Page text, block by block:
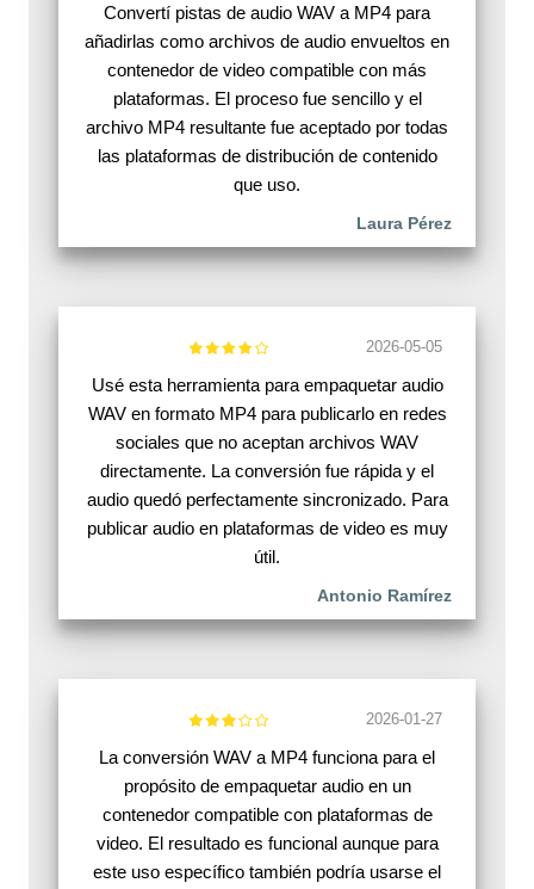
Convertí pistas de audio WAV a MP4 para
añadirlas como archivos de audio envueltos en
contenedor de video compatible con más
plataformas. El proceso fue sencillo y el
archivo MP4 resultante fue aceptado por todas
las plataformas de distribución de contenido
que uso.
Laura Pérez
2026-05-05
Usé esta herramienta para empaquetar audio
WAV en formato MP4 para publicarlo en redes
sociales que no aceptan archivos WAV
directamente. La conversión fue rápida y el
audio quedó perfectamente sincronizado. Para
publicar audio en plataformas de video es muy
útil.
Antonio Ramírez
2026-01-27
La conversión WAV a MP4 funciona para el
propósito de empaquetar audio en un
contenedor compatible con plataformas de
video. El resultado es funcional aunque para
este uso específico también podría usarse el